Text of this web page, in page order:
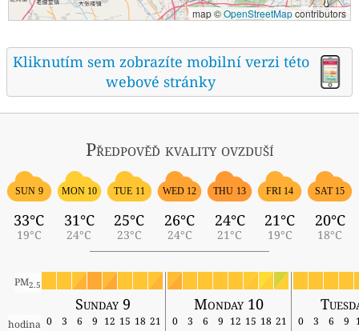
map ©OpenStreetMapcontributors
Kliknutím sem zobrazíte mobilní verzi této
webové stránky
Předpověď kvality ovzduší
SUN 9
33°C
19°C
MON 10
31°C
24°C
TUE 11
25°C
23°C
WED 12
26°C
24°C
THU 13
24°C
21°C
FRI 14
21°C
19°C
SAT 15
20°C
18°C
PM2.5
Sunday 9 Monday 10
hodina 0 3 6 9 12 15 18 21 0 3 6 9 12 15 18 21 0 3 6 9